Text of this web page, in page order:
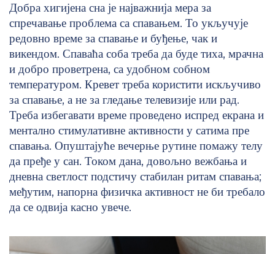
Добра хигијена сна је најважнија мера за
спречавање проблема са спавањем. То укључује
редовно време за спавање и буђење, чак и
викендом. Спаваћа соба треба да буде тиха, мрачна
и добро проветрена, са удобном собном
температуром. Кревет треба користити искључиво
за спавање, а не за гледање телевизије или рад.
Треба избегавати време проведено испред екрана и
ментално стимулативне активности у сатима пре
спавања. Опуштајуће вечерње рутине помажу телу
да пређе у сан. Током дана, довољно вежбања и
дневна светлост подстичу стабилан ритам спавања;
међутим, напорна физичка активност не би требало
да се одвија касно увече.